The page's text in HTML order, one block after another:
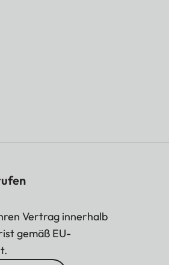
Vertrag innerhalb
gemäß EU-